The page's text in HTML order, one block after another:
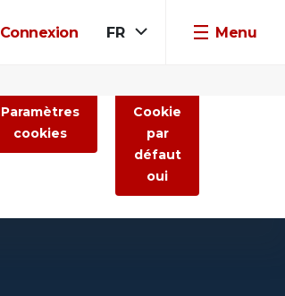
Connexion FR Menu
Paramètres
cookies
Cookie
par
défaut
oui